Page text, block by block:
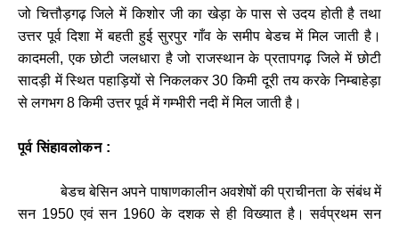
जो चित्तौड़गढ़ जिले में किशोर जी का खेड़ा के पास से उदय होती है तथा
उत्तर पूर्व दिशा में बहती हुई सुरपुर गाँव के समीप बेडच में मिल जाती है।
कादमली,एक छोटी जलधारा है जो राजस्थान के प्रतापगढ़ जिले में छोटी
सादड़ी में स्थित पहाड़ियों से निकलकर 30 किमी दूरी तय करके निम्बाहेड़ा
से लगभग 8 किमी उत्तर पूर्व में गम्भीरी नदी में मिल जाती है।
पूर्व सिंहावलोकन :
बेडच बेसिन अपने पाषाणकालीन अवशेषों की प्राचीनता के संबंध में
सन 1950 एवं सन 1960 के दशक से ही विख्यात है। सर्वप्रथम सन